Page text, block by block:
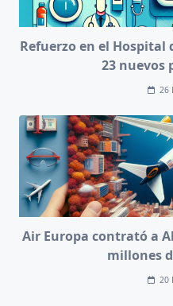
Refuerzo en el Hospital
23 nuevos
26
Air Europa contrató a
millones
20